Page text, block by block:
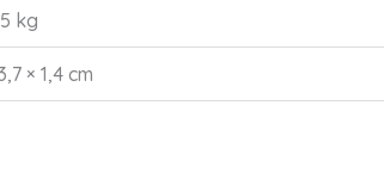
kg
× 1,4 cm